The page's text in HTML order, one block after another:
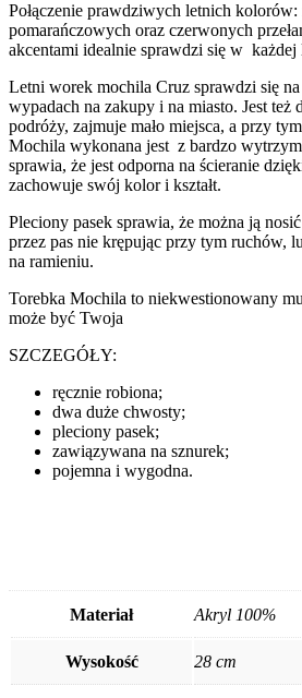
Połączenie prawdziwych letnich kolorów:
pomarańczowych oraz czerwonych
akcentami idealnie sprawdzi się w
Letni worek mochila Cruz sprawdzi się
wypadach na zakupy i na miasto. Jest też
podróży, zajmuje mało miejsca, a przy
Mochila wykonana jest z bardzo
sprawia, że jest odporna na ścieranie
zachowuje swój kolor i kształt.
Pleciony pasek sprawia, że można ją
przez pas nie krępując przy tym ruchów,
na ramieniu.
Torebka Mochila to niekwestionowany
może być Twoja
SZCZEGÓŁY:
ręcznie robiona;
dwa duże chwosty;
pleciony pasek;
zawiązywana na sznurek;
pojemna i wygodna.
Materiał Akryl 100%
Wysokość 28 cm